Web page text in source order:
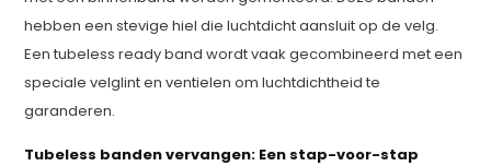
hebben een stevige hiel die luchtdicht aansluit op de velg.
Een tubeless ready band wordt vaak gecombineerd met een
speciale velglint en ventielen om luchtdichtheid te
garanderen.
Tubeless banden vervangen: Een stap-voor-stap